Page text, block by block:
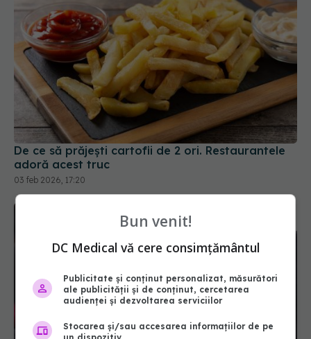
De ce să prăjești cartofii de 2 ori. Restaurantele
adoră acest truc
03 feb 2026, 17:20
Stai prea mult jos? Soluția simplă care îți poate
Bun venit!
DC Medical vă cere consimțământul
Publicitate și conținut personalizat, măsurători
ale publicității și de conținut, cercetarea
audienței și dezvoltarea serviciilor
Stocarea și/sau accesarea informațiilor de pe